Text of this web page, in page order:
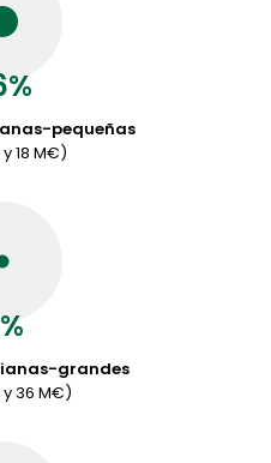
pequeñas
18 M€)
grandes
y 36 M€)